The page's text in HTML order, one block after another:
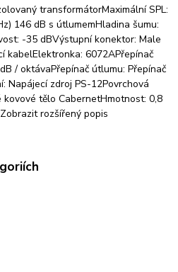
transformátorMaximální SPL:
146 dB s útlumemHladina šumu:
-35 dBVýstupní konektor: Male
kabelElektronka: 6072APřepínač
/ oktávaPřepínač útlumu: Přepínač
Napájecí zdroj PS-12Povrchová
tělo CabernetHmotnost: 0,8
rozšířený popis